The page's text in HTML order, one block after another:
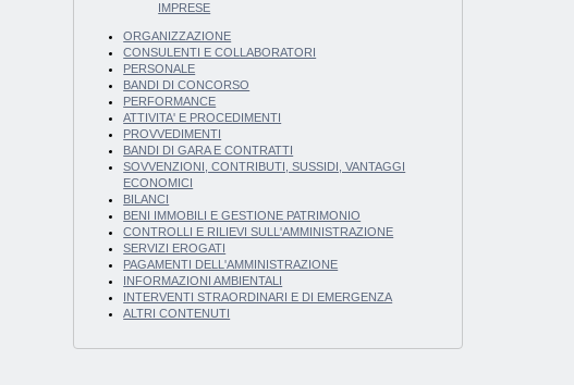
IMPRESE
ORGANIZZAZIONE
CONSULENTI E COLLABORATORI
PERSONALE
BANDI DI CONCORSO
PERFORMANCE
ATTIVITA' E PROCEDIMENTI
PROVVEDIMENTI
BANDI DI GARA E CONTRATTI
SOVVENZIONI, CONTRIBUTI, SUSSIDI, VANTAGGI
ECONOMICI
BILANCI
BENI IMMOBILI E GESTIONE PATRIMONIO
CONTROLLI E RILIEVI SULL'AMMINISTRAZIONE
SERVIZI EROGATI
PAGAMENTI DELL'AMMINISTRAZIONE
INFORMAZIONI AMBIENTALI
INTERVENTI STRAORDINARI E DI EMERGENZA
ALTRI CONTENUTI